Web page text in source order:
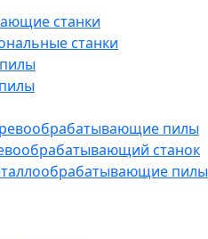
станки
станки
пилы
станок
пилы